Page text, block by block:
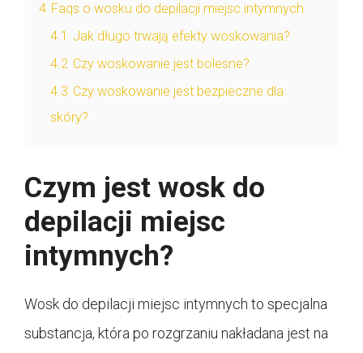
4 Faqs o wosku do depilacji miejsc intymnych
4.1 Jak długo trwają efekty woskowania?
4.2 Czy woskowanie jest bolesne?
4.3 Czy woskowanie jest bezpieczne dla
skóry?
Czym jest wosk do
depilacji miejsc
intymnych?
Wosk do depilacji miejsc intymnych to specjalna
substancja, która po rozgrzaniu nakładana jest na